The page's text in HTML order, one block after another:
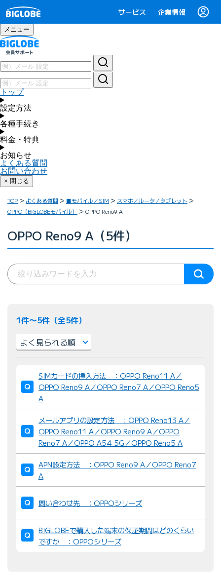
サービス 企業情報
メニュー
トップ
設定方法
各種手続き
料金・特典
お知らせ
よくある質問
お問い合わせ
× 閉じる
TOP よくある質問 ■モバイル／SIM
スマホ／ルータ／タブレット
OPPO（BIGLOBEモバイル）
OPPO Reno9 A
OPPO Reno9 A（5件）
1件〜5件（全5件）
替
SIMカードの挿入方法 ：OPPO Reno11 A／
OPPO Reno9 A／OPPO Reno7 A／OPPO Reno5
A
メールアプリの設定方法 ：OPPO Reno13 A／
OPPO Reno11 A／OPPO Reno9 A／OPPO
Reno7 A／OPPO A54 5G／OPPO Reno5 A
APN設定方法 ：OPPO Reno9 A／OPPO Reno7
A
問い合わせ先 ：OPPOシリーズ
BIGLOBEで購入した端末の保証期間はどのくらい
ですか ：OPPOシリーズ